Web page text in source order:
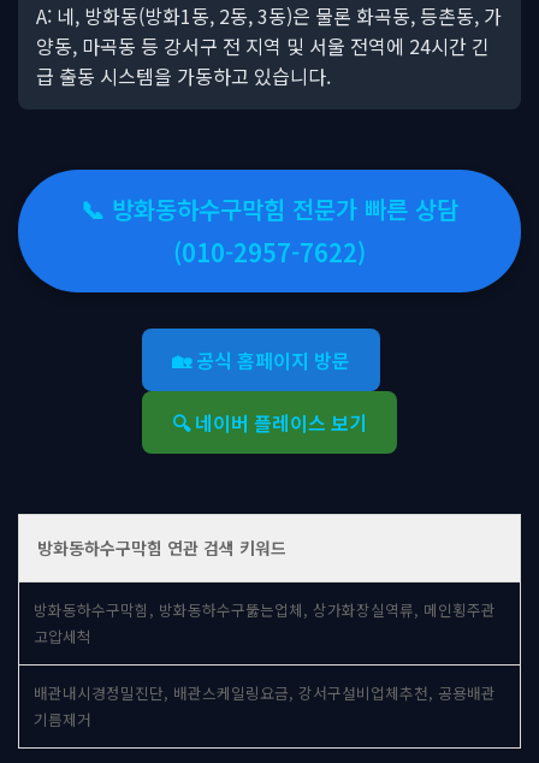
A: 네, 방화동(방화1동, 2동, 3동)은 물론 화곡동, 등촌동, 가
양동, 마곡동 등 강서구 전 지역 및 서울 전역에 24시간 긴
급 출동 시스템을 가동하고 있습니다.
📞 방화동하수구막힘 전문가 빠른 상담
(010-2957-7622)
🏡 공식 홈페이지 방문
🔍 네이버 플레이스 보기
방화동하수구막힘 연관 검색 키워드
방화동하수구막힘, 방화동하수구뚫는업체, 상가화장실역류, 메인횡주관
고압세척
배관내시경정밀진단, 배관스케일링요금, 강서구설비업체추천, 공용배관
기름제거